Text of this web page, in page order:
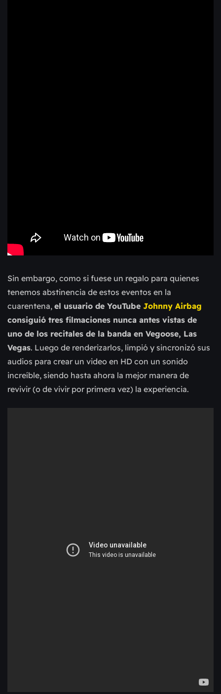
Sin embargo, como si fuese un regalo para quienes
tenemos abstinencia de estos eventos en la
cuarentena, el usuario de YouTube Johnny Airbag
consiguió tres filmaciones nunca antes vistas de
uno de los recitales de la banda en Vegoose, Las
Vegas. Luego de renderizarlos, limpió y sincronizó sus
audios para crear un video en HD con un sonido
increíble, siendo hasta ahora la mejor manera de
revivir (o de vivir por primera vez) la experiencia.